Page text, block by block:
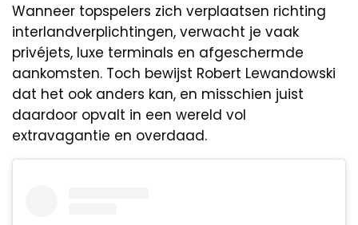
Wanneer topspelers zich verplaatsen richting
interlandverplichtingen, verwacht je vaak
privéjets, luxe terminals en afgeschermde
aankomsten. Toch bewijst Robert Lewandowski
dat het ook anders kan, en misschien juist
daardoor opvalt in een wereld vol
extravagantie en overdaad.